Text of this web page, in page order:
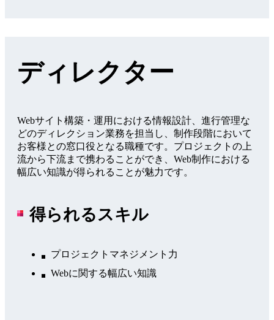
ディレクター
Webサイト構築・運用における情報設計、進行管理な
どのディレクション業務を担当し、制作段階において
お客様との窓口役となる職種です。プロジェクトの上
流から下流まで携わることができ、Web制作における
幅広い知識が得られることが魅力です。
得られるスキル
プロジェクトマネジメント力
Webに関する幅広い知識